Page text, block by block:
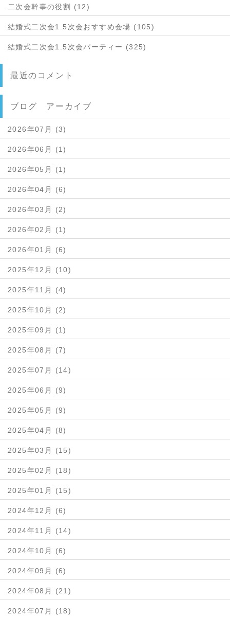
二次会幹事の役割 (12)
結婚式二次会1.5次会おすすめ会場 (105)
結婚式二次会1.5次会パーティー (325)
最近のコメント
ブログ アーカイブ
2026年07月 (3)
2026年06月 (1)
2026年05月 (1)
2026年04月 (6)
2026年03月 (2)
2026年02月 (1)
2026年01月 (6)
2025年12月 (10)
2025年11月 (4)
2025年10月 (2)
2025年09月 (1)
2025年08月 (7)
2025年07月 (14)
2025年06月 (9)
2025年05月 (9)
2025年04月 (8)
2025年03月 (15)
2025年02月 (18)
2025年01月 (15)
2024年12月 (6)
2024年11月 (14)
2024年10月 (6)
2024年09月 (6)
2024年08月 (21)
2024年07月 (18)